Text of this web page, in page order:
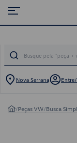
Nova Serrana
/Peças VW/Busca